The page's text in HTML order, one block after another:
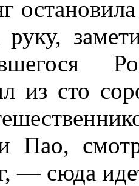
руку,
из сто
— сюда